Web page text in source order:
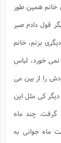
خانم همین طور
قول دادم صبر
بزنم، خانم
خورد، لباس
را از بین می
کی مثل این
چند ماه
جوانی به